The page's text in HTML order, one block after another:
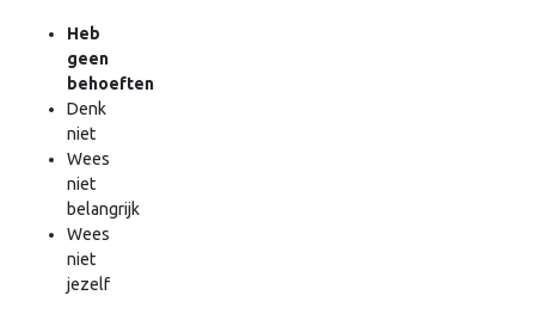
Heb
geen
behoeften
Denk
niet
Wees
niet
belangrijk
Wees
niet
jezelf